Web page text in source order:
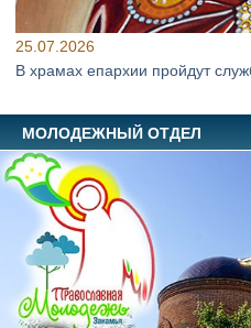
25.07.2026
В храмах епархии пройдут
МОЛОДЕЖНЫЙ ОТДЕЛ